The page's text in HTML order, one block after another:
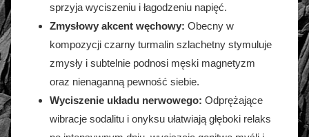
sprzyja wyciszeniu i łagodzeniu napięć.
Zmysłowy akcent węchowy: Obecny w
kompozycji czarny turmalin szlachetny stymuluje
zmysły i subtelnie podnosi męski magnetyzm
oraz nienaganną pewność siebie.
Wyciszenie układu nerwowego: Odprężające
wibracje sodalitu i onyksu ułatwiają głęboki relaks